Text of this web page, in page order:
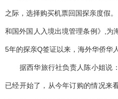
之际，选择购买机票回国探亲度假
和国外国人入境出境管理条例》,为
5年的探亲Q签证以来，海外华侨华
据西华旅行社负责人陈小姐说：
已经开始了，从今年订购的情况来